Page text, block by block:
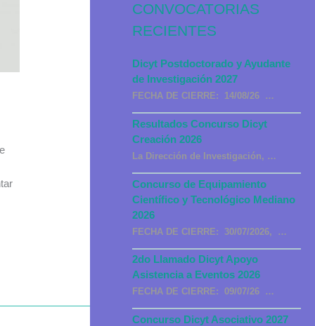
CONVOCATORIAS
RECIENTES
Dicyt Postdoctorado y Ayudante
de Investigación 2027
FECHA DE CIERRE: 14/08/26 …
Resultados Concurso Dicyt
Creación 2026
La Dirección de Investigación, …
Concurso de Equipamiento
Científico y Tecnológico Mediano
2026
FECHA DE CIERRE: 30/07/2026, …
2do Llamado Dicyt Apoyo
Asistencia a Eventos 2026
FECHA DE CIERRE: 09/07/26 …
Concurso Dicyt Asociativo 2027